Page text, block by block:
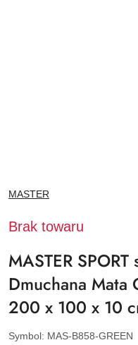
NAZWA
PRODUCENTA:
MASTER
Brak towaru
MASTER
Dmuchana Mata
200 x 100 x 10
Symbol: MAS-B858-GREEN